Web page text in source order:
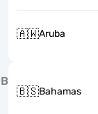
🇦🇼Aruba
B
🇧🇸Bahamas